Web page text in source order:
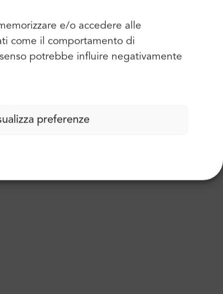
e/o accedere alle
come il comportamento di
potrebbe influire negativamente
preferenze